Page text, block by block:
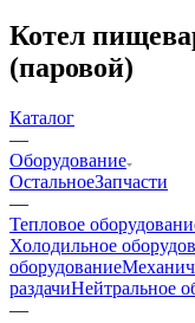
Котел
(паровой)
Каталог
—
Оборудование
ОстальноеЗапчасти
—
Тепловое
Холодильное
оборудование
раздачиНейтральное
—